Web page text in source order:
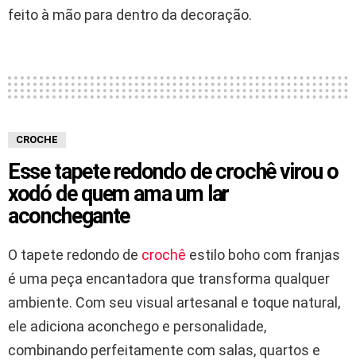
feito à mão para dentro da decoração.
CROCHE
Esse tapete redondo de crochê virou o
xodó de quem ama um lar
aconchegante
O tapete redondo de crochê estilo boho com franjas
é uma peça encantadora que transforma qualquer
ambiente. Com seu visual artesanal e toque natural,
ele adiciona aconchego e personalidade,
combinando perfeitamente com salas, quartos e